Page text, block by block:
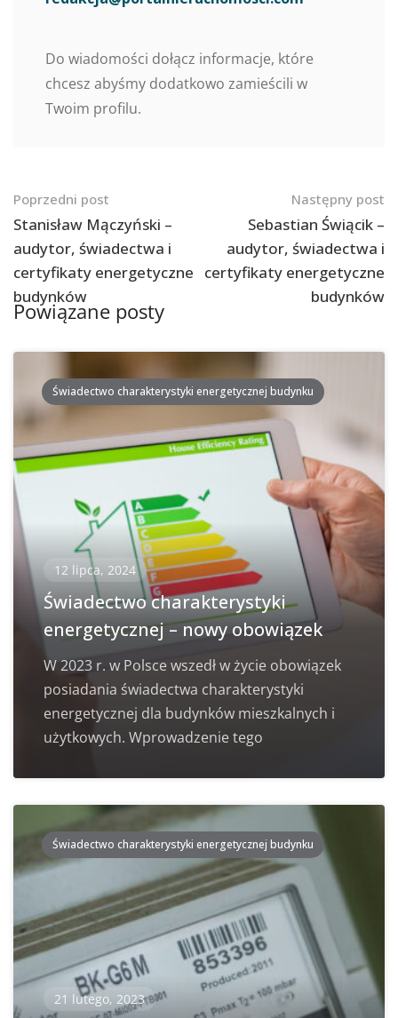
Do wiadomości dołącz informacje, które
chcesz abyśmy dodatkowo zamieścili w
Twoim profilu.
Nawigacja
po
postach
Poprzedni post
Stanisław Mączyński –
audytor, świadectwa i
certyfikaty energetyczne
budynków
Następny post
Sebastian Świącik –
audytor, świadectwa i
certyfikaty energetyczne
budynków
Powiązane posty
Świadectwo charakterystyki energetycznej budynku
12 lipca, 2024
Świadectwo charakterystyki
energetycznej – nowy obowiązek
W 2023 r. w Polsce wszedł w życie obowiązek
posiadania świadectwa charakterystyki
energetycznej dla budynków mieszkalnych i
użytkowych. Wprowadzenie tego
Świadectwo charakterystyki energetycznej budynku
21 lutego, 2023